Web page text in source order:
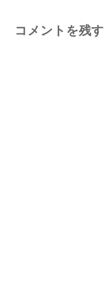
コメントを残す